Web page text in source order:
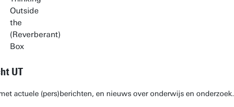
UT
actuele (pers)berichten, en nieuws over onderwijs en onderzoek.